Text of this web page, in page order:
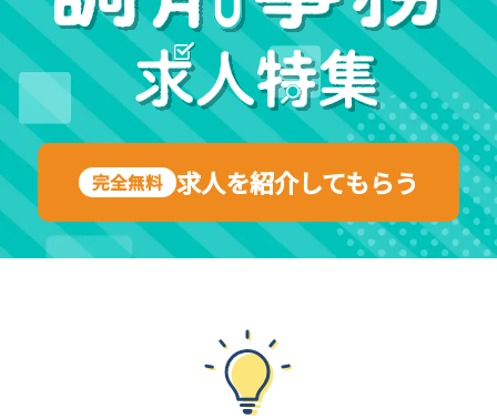
完全無料 求人を紹介してもらう